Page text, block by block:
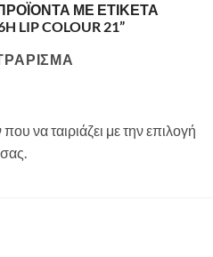
ΜΕ ΕΤΙΚΈΤΑ
LIP COLOUR 21”
να ταιριάζει με την επιλογή
σας.